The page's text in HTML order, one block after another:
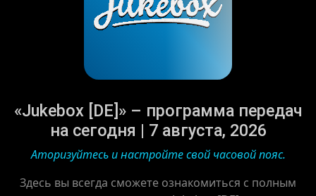
«Jukebox [DE]» – программа передач
на сегодня | 7 августа, 2026
Аторизуйтесь и настройте свой часовой пояс.
Здесь вы всегда сможете ознакомиться с полным